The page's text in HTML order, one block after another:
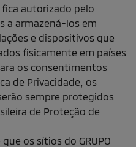
fica autorizado pelo
a armazená-los em
e dispositivos que
fisicamente em países
os consentimentos
de Privacidade, os
sempre protegidos
de Proteção de
os sítios do GRUPO